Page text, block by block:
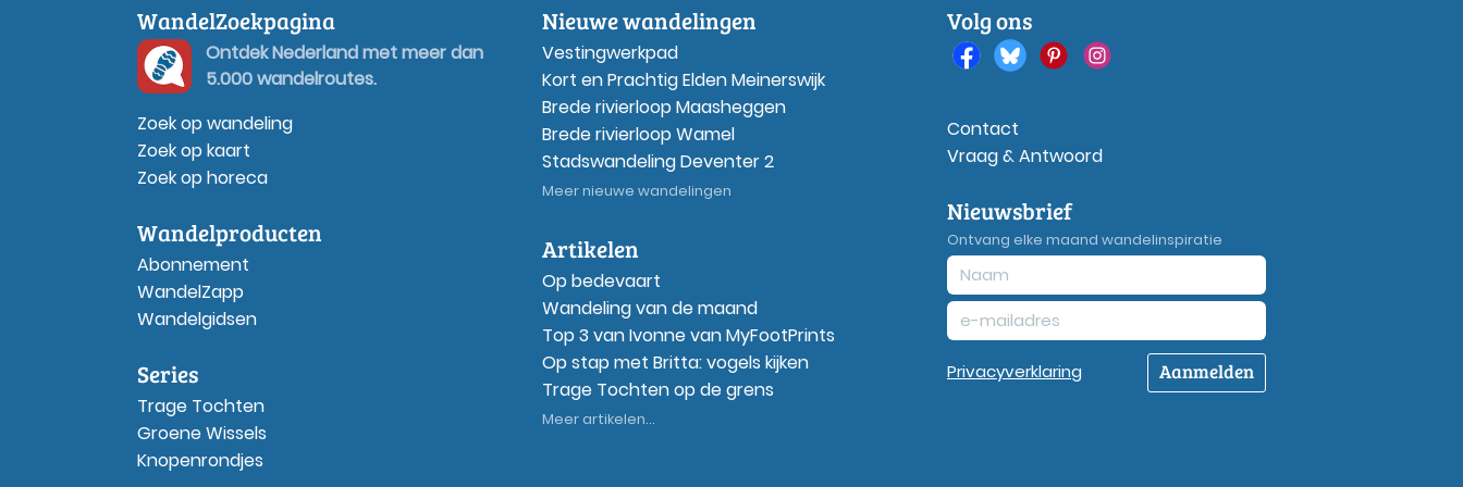
WandelZoekpagina
Ontdek Nederland met meer dan
5.000 wandelroutes.
Zoek op wandeling
Zoek op kaart
Zoek op horeca
Wandelproducten
Abonnement
WandelZapp
Wandelgidsen
Series
Trage Tochten
Groene Wissels
Knopenrondjes
Nieuwe wandelingen
Vestingwerkpad
Kort en Prachtig Elden Meinerswijk
Brede rivierloop Maasheggen
Brede rivierloop Wamel
Stadswandeling Deventer 2
Meer nieuwe wandelingen
Artikelen
Op bedevaart
Wandeling van de maand
Top 3 van Ivonne van MyFootPrints
Op stap met Britta: vogels kijken
Trage Tochten op de grens
Meer artikelen...
Volg ons
Contact
Vraag & Antwoord
Nieuwsbrief
Ontvang elke maand wandelinspiratie
Privacyverklaring Aanmelden